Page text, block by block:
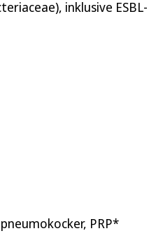
inklusive ESBL-
PRP*